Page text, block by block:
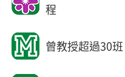
程
曾教授超過30